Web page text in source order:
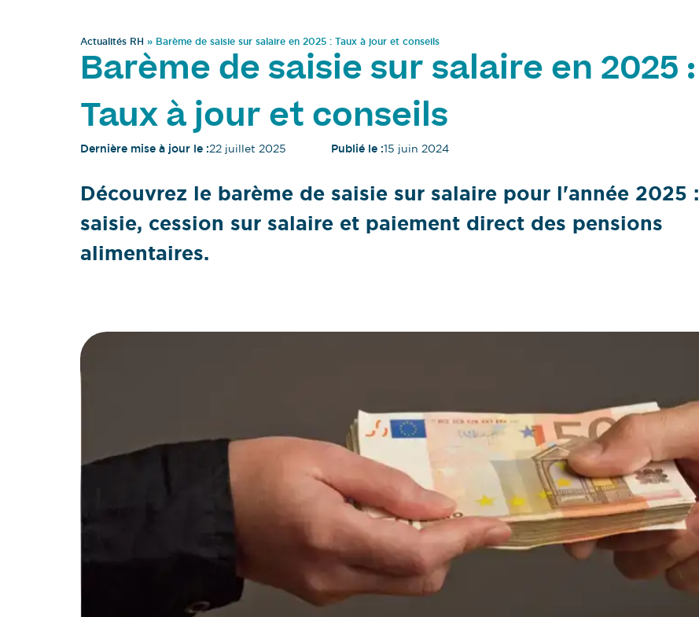
Actualités RH » Barème de saisie sur salaire en 2025 : Taux à jour et conseils
Barème de saisie sur salaire en 2025 :
Taux à jour et conseils
Dernière mise à jour le :22 juillet 2025 Publié le :15 juin 2024
Découvrez le barème de saisie sur salaire pour l'année 2025 :
saisie, cession sur salaire et paiement direct des pensions
alimentaires.